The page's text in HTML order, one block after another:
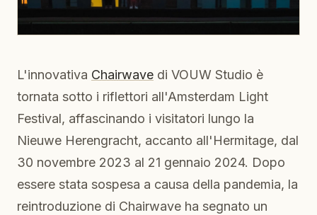
L'innovativa Chairwave di VOUW Studio è
tornata sotto i riflettori all'Amsterdam Light
Festival, affascinando i visitatori lungo la
Nieuwe Herengracht, accanto all'Hermitage, dal
30 novembre 2023 al 21 gennaio 2024. Dopo
essere stata sospesa a causa della pandemia, la
reintroduzione di Chairwave ha segnato un